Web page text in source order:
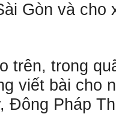
Gòn và cho
trên, trong
viết bài cho
Ðông Pháp